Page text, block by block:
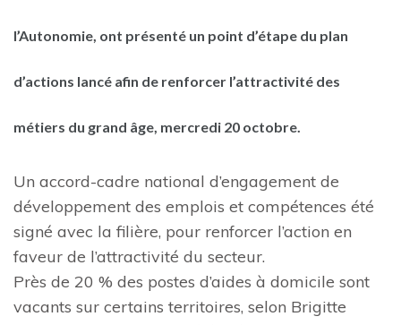
l’Autonomie, ont présenté un point d’étape du plan
d’actions lancé afin de renforcer l’attractivité des
métiers du grand âge, mercredi 20 octobre.
Un accord-cadre national d’engagement de
développement des emplois et compétences été
signé avec la filière, pour renforcer l’action en
faveur de l’attractivité du secteur.
Près de 20 % des postes d’aides à domicile sont
vacants sur certains territoires, selon Brigitte